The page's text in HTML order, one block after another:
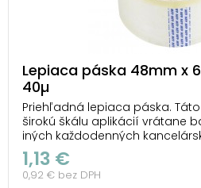
Lepiaca páska 48mm x
40µ
Priehľadná lepiaca páska.
širokú škálu aplikácií vrátane
iných každodenných
činností. Jej priehľadnosť
minimálnu viditeľnosť na
nalepená. Hrúbka pásky je 40
1,13 €
0,92 € bez DPH